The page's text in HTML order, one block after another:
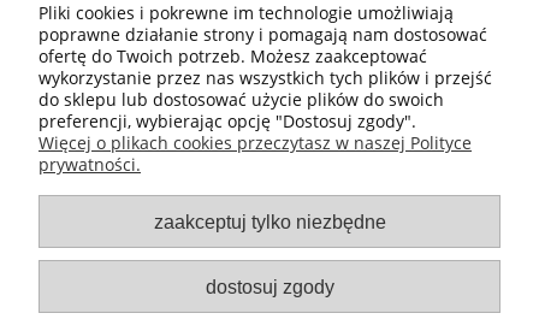
Pomoc
Płatności i dostawa
Informacje
Sklep internetowy FlyAndSmile - oferujemy w sprzedaży balony
lateksowe, balony foliowe, hel balonowy, butle z helem i akcesoria do
balonów. Zajmujemy się również dzierżawą i napełnianiem butli z
helem gazowym. Nasza oferta obejmuje balony na urodziny, cyfry i
Pliki cookies i pokrewne im technologie umożliwiają
poprawne działanie strony i pomagają nam dostosować
ofertę do Twoich potrzeb. Możesz zaakceptować
wykorzystanie przez nas wszystkich tych plików i przejść
do sklepu lub dostosować użycie plików do swoich
preferencji, wybierając opcję "Dostosuj zgody".
Więcej o plikach cookies przeczytasz w naszej Polityce
prywatności.
zaakceptuj tylko niezbędne
dostosuj zgody